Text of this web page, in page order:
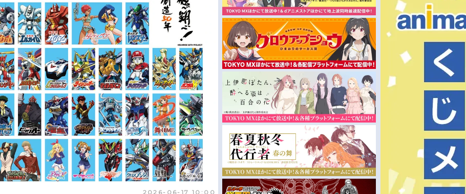
FOLLOW US
2026-06-17 10:00